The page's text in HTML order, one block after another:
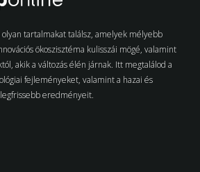
tartalmakat találsz, amelyek mélyebb
ökoszisztéma kulisszái mögé, valamint
akik a változás élén járnak. Itt megtalálod a
fejleményeket, valamint a hazai és
eredményeit.